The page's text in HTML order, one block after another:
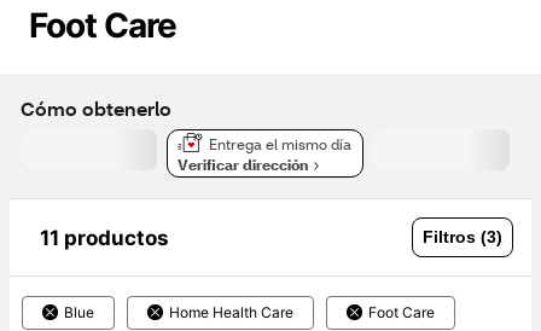
Foot Care
Cómo obtenerlo
Entrega el mismo día
Verificar dirección
11 productos Filtros (3)
Blue Home Health Care Foot Care